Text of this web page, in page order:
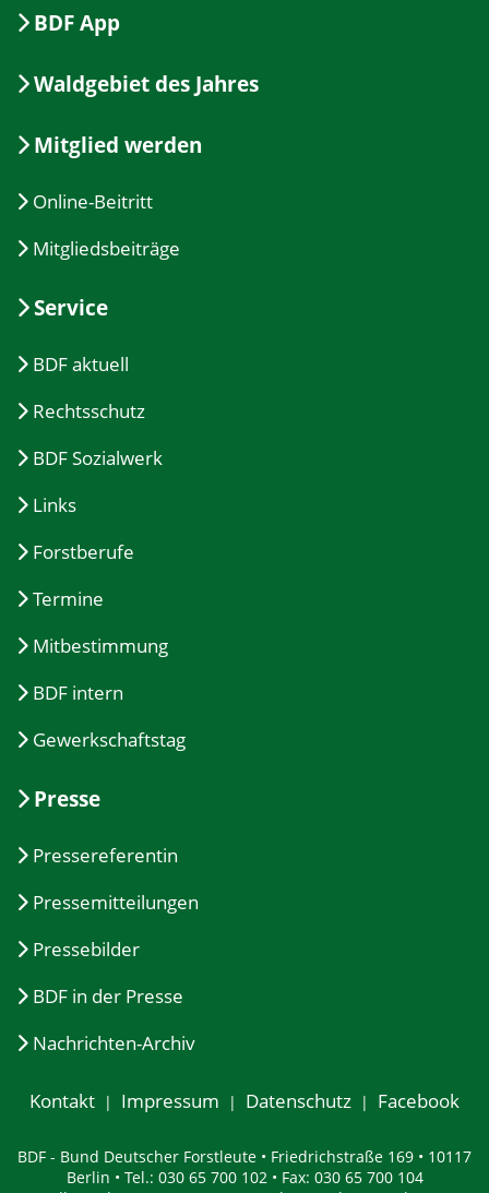
BDF App
Waldgebiet des Jahres
Mitglied werden
Online-Beitritt
Mitgliedsbeiträge
Service
BDF aktuell
Rechtsschutz
BDF Sozialwerk
Links
Forstberufe
Termine
Mitbestimmung
BDF intern
Gewerkschaftstag
Presse
Pressereferentin
Pressemitteilungen
Pressebilder
BDF in der Presse
Nachrichten-Archiv
Kontakt Impressum Datenschutz Facebook
BDF - Bund Deutscher Forstleute • Friedrichstraße 169 • 10117
Berlin • Tel.: 030 65 700 102 • Fax: 030 65 700 104